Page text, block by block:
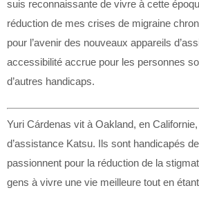
suis reconnaissante de vivre à cette
réduction de mes crises de migraine
pour l’avenir des nouveaux appareils
accessibilité accrue pour les personnes
d’autres handicaps.
Yuri Cárdenas vit à Oakland, en
d’assistance Katsu. Ils sont handicapés
passionnent pour la réduction de la
gens à vivre une vie meilleure tout en